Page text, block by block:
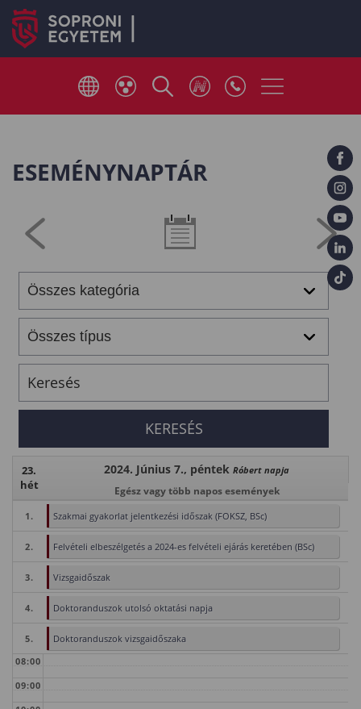
ESEMÉNYNAPTÁR
23.
hét
2024. Június 7., péntek Róbert napja
Egész vagy több napos események
1. Szakmai gyakorlat jelentkezési időszak (FOKSZ, BSc)
2. Felvételi elbeszélgetés a 2024-es felvételi ejárás keretében (BSc)
3. Vizsgaidőszak
4. Doktoranduszok utolsó oktatási napja
5.
Doktoranduszok vizsgaidőszaka
08:00
09:00